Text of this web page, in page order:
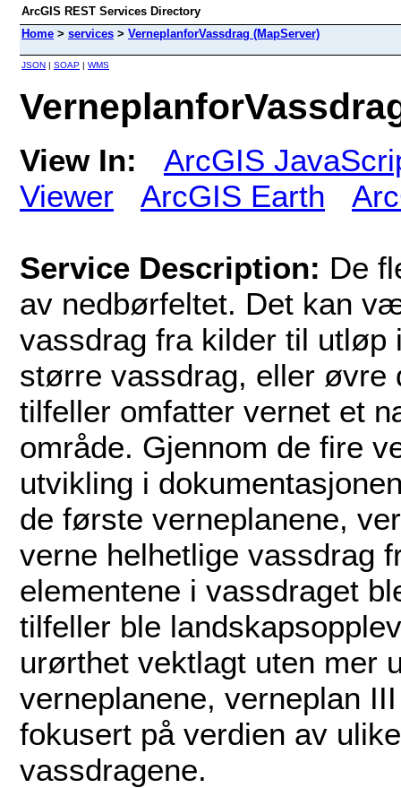
ArcGIS REST Services Directory
Home > services > VerneplanforVassdrag (MapServer)
JSON | SOAP | WMS
View In:
ArcGIS
Viewer
ArcGIS Earth
Service Description: De
av nedbørfeltet. Det kan
vassdrag fra kilder til
større vassdrag, eller øvre
tilfeller omfatter vernet et
område. Gjennom de fire
utvikling i
de første verneplanene,
verne helhetlige vassdrag
elementene i vassdraget
tilfeller ble
urørthet vektlagt uten mer
verneplanene, verneplan
fokusert på verdien av
vassdragene.